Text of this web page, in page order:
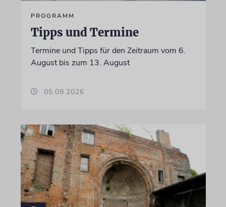
PROGRAMM
Tipps und Termine
Termine und Tipps für den Zeitraum vom 6.
August bis zum 13. August
05.08.2026